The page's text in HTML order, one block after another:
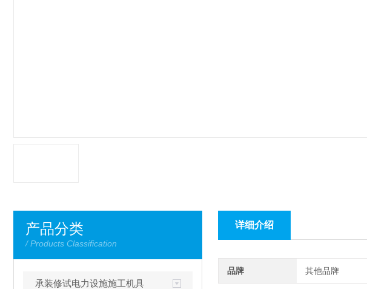
产品分类
/ Products Classification
承装修试电力设施施工机具
详细介绍
品牌 其他品牌